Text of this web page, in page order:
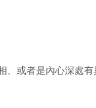
、或者是內心深處有